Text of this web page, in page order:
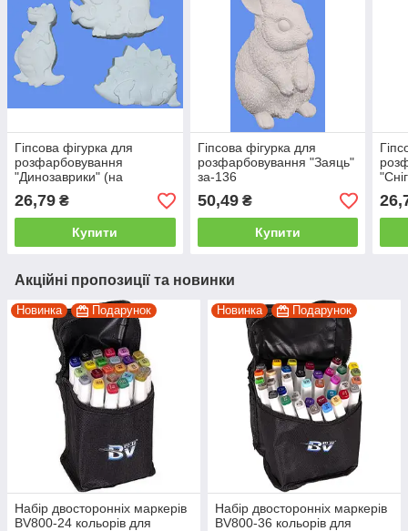
Гіпсова фігурка для
розфарбовування
"Динозаврики" (на
26,79 ₴
Купити
Гіпсова фігурка для
розфарбовування "Заяць"
за-136
50,49₴
Купити
Акційні пропозиції та новинки
Новинка Подарунок
Набір двосторонніх маркерів
BV800-24 кольорів для
Новинка Подарунок
Набір двосторонніх маркерів
BV800-36 кольорів для